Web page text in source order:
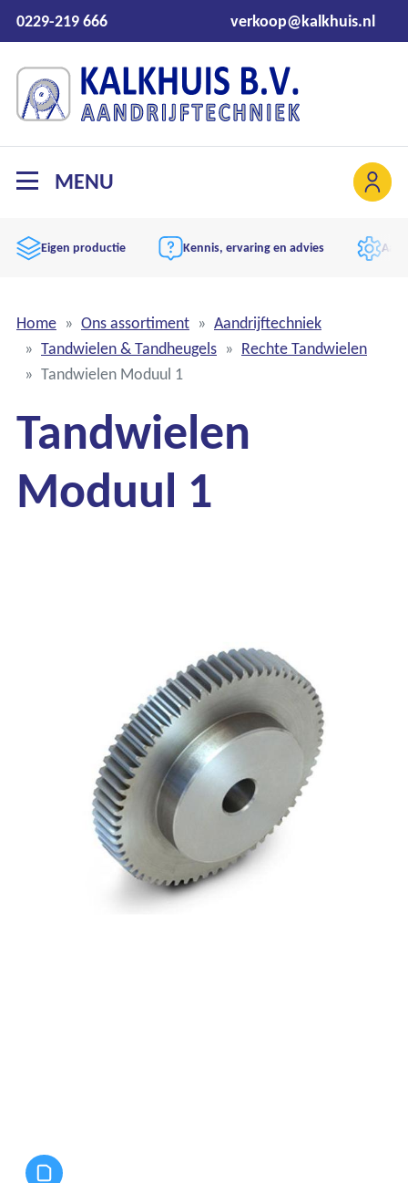
0229-219 666 verkoop@kalkhuis.nl
MENU
Eigen productie Kennis, ervaring en advies
Home Ons assortiment
Aandrijftechniek
Tandwielen & Tandheugels
Rechte Tandwielen
Tandwielen Moduul 1
Tandwielen
Moduul 1